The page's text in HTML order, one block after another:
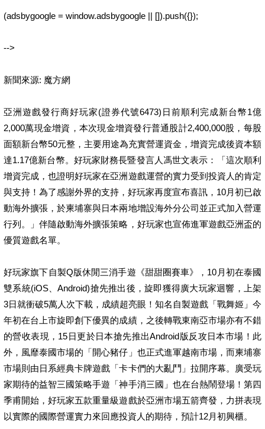
(adsbygoogle = window.adsbygoogle || []).push({});
-->
新聞來源: 魔方網
亞洲遊戲發行商好玩家(證券代號6473)日前順利完成新台幣1億
2,000萬現金增資，本次現金增資發行普通股計2,400,000股，每股
面額新台幣50元整，主要用途為充實營運資金，增資完成後資本額
達1.17億新台幣。好玩家財務長暨發言人馮世文表示：「這次順利
增資完成，也證明好玩家在亞洲遊戲運營的實力受到投資人的肯定
與支持！為了感謝外界的支持，好玩家再度宣布喜訊，10月初已啟
動海外擴張，於柬埔寨與日本兩地增設海外分公司並正式加入營運
行列。」伴隨啟動海外擴張策略，好玩家也宣佈進軍遊戲亞洲盃的
優質遊戲名單。
好玩家旗下自製Q版休閒三消手遊《甜甜圈賽車》，10月初在泰國
雙系統(iOS、Android)搶先推出後，旋即獲得廣大玩家迴響，上架
3日就衝破5萬人次下載，成績超亮眼！知名自製遊戲「戰舞姬」今
年初在台上市旋即創下優異的成績，之後轉戰東南亞市場亦有不錯
的營收表現，15日更於日本搶先推出Android版反攻日本市場！此
外，風靡泰國市場的「開心豬仔」也正式進軍越南市場，而柬埔寨
市場則由日系經典卡牌遊戲「卡卡們的大亂鬥」拉開序幕。廣受玩
家期待的益智三國策略手遊「神手消三國」也在台熱鬧登場！第四
季甫開始，好玩家五款重量級遊戲於亞洲市場五箭齊發，力拼表現
以實際的國際營運實力來回應投資人的期待，預計12月初興櫃。